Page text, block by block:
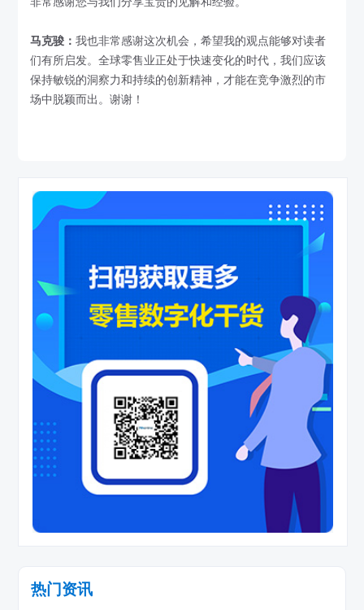
马克骏：我也非常感谢这次机会，希望我的观点能够对读者
们有所启发。全球零售业正处于快速变化的时代，我们应该
保持敏锐的洞察力和持续的创新精神，才能在竞争激烈的市
场中脱颖而出。谢谢！
热门资讯